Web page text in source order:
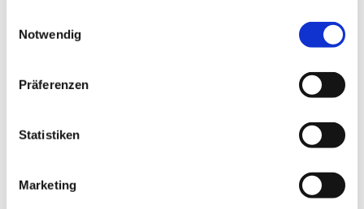
Notwendig
Präferenzen
Statistiken
Marketing